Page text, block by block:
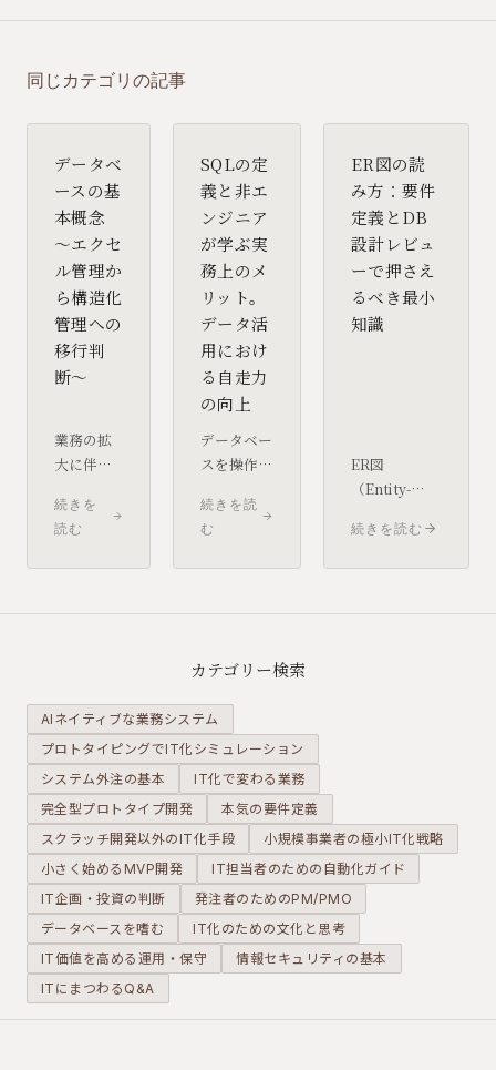
同じカテゴリの記事
データベ
ースの基
本概念
〜エクセ
ル管理か
ら構造化
管理への
移行判
断〜
業務の拡
大に伴
セルでの
データ管
す。デー
のメリッ
トと、主
要な製品
特性を実
務的な視
点で解説
します。
続きを
読む
SQLの定
義と非エ
ンジニア
が学ぶ実
務上のメ
リット。
データ活
用におけ
る自走力
の向上
データベー
スを操作す
準言語
「SQL」。
と思われが
非エンジニ
アがSQLを
習得するこ
とで、デー
タ抽出のリ
ードタイム
を劇的に短
縮できま
す。
続きを読
む
ER図の読
み方：要件
定義とDB
設計レビュ
ーで押さえ
るべき最小
知識
ER図
（Entity-
図）は、デー
表した設計図
確認ポイント
を解説しま
す。
続きを読む
カテゴリー検索
AIネイティブな業務システム
プロトタイピングでIT化シミュレーション
システム外注の基本
IT化で変わる業務
完全型プロトタイプ開発
本気の要件定義
スクラッチ開発以外のIT化手段
小規模事業者の極小IT化戦略
小さく始めるMVP開発
IT担当者のための自動化ガイド
IT企画・投資の判断
発注者のためのPM/PMO
データベースを嗜む
IT化のための文化と思考
IT価値を高める運用・保守
情報セキュリティの基本
ITにまつわるQ&A